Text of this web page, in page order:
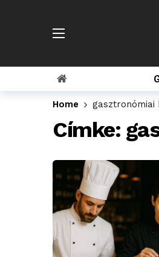
Home gasztronómiai
Címke: